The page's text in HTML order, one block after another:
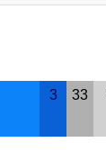
3 33